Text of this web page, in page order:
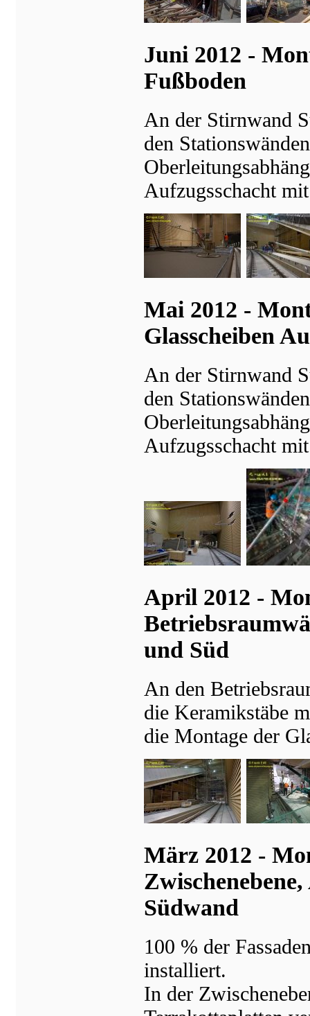
Juni 2012 -
Fußboden
An der Stirnwand
den
Aufzugsschacht
Mai 2012 -
Glasscheiben
An der Stirnwand
den
Aufzugsschacht
April 2012 -
und Süd
An den
die Keramikstäbe
die Montage der
März 2012 -
Südwand
100 % der
installiert.
In der